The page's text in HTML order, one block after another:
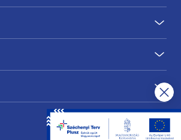
Copyright © VisitBalaton365